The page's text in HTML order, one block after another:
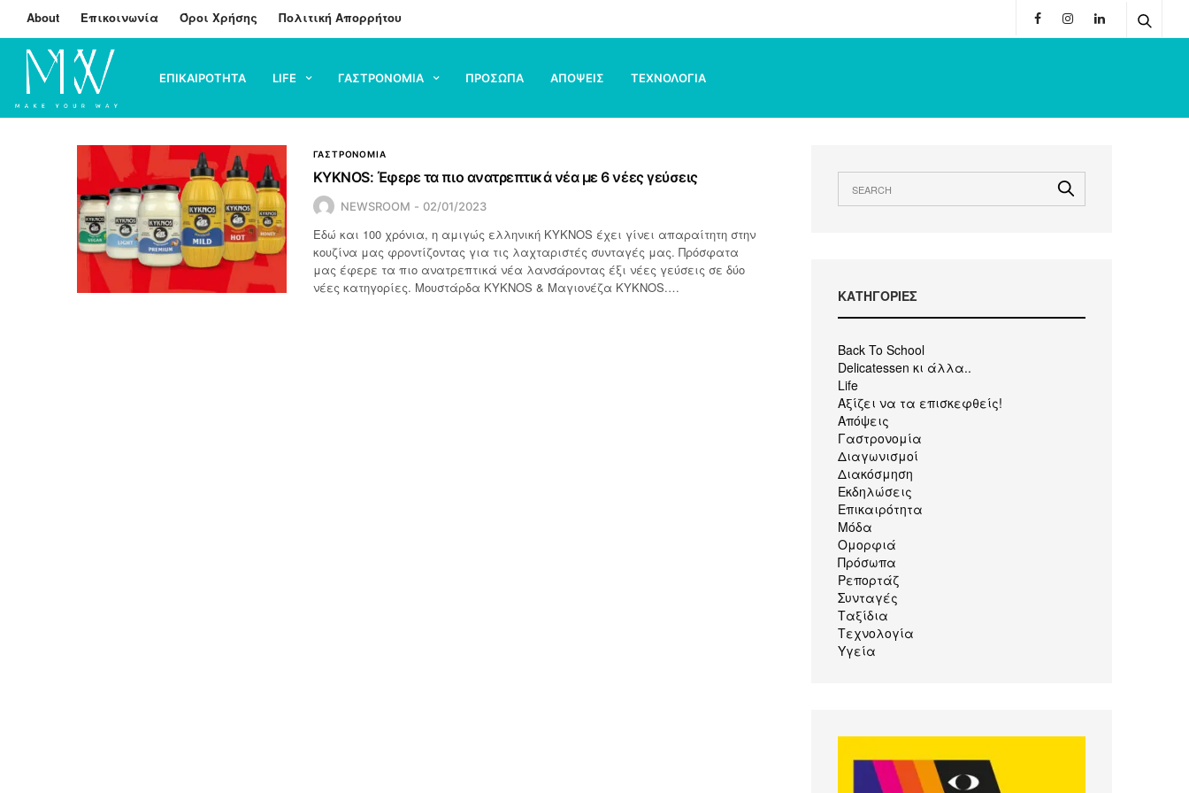
About Επικοινωνία Όροι Χρήσης Πολιτική Απορρήτου
ΕΠΙΚΑΙΡΟΤΗΤΑ LIFE ΓΑΣΤΡΟΝΟΜΙΑ ΠΡΟΣΩΠΑ ΑΠΟΨΕΙΣ ΤΕΧΝΟΛΟΓΙΑ
ΓΑΣΤΡΟΝΟΜΙΑ
KYKNOS: Έφερε τα πιο ανατρεπτικά νέα με 6 νέες γεύσεις
NEWSROOM 02/01/2023
Εδώ και 100 χρόνια, η αμιγώς ελληνική KYKNOS έχει γίνει απαραίτητη στην
κουζίνα μας φροντίζοντας για τις λαχταριστές συνταγές μας. Πρόσφατα
μας έφερε τα πιο ανατρεπτικά νέα λανσάροντας έξι νέες γεύσεις σε δύο
νέες κατηγορίες. Μουστάρδα KYKNOS & Μαγιονέζα KYKNOS.…
KΑΤΗΓΟΡΙΕΣ
Back To School
Delicatessen κι άλλα..
Life
Αξίζει να τα επισκεφθείς!
Απόψεις
Γαστρονομία
Διαγωνισμοί
Διακόσμηση
Εκδηλώσεις
Επικαιρότητα
Μόδα
Ομορφιά
Πρόσωπα
Ρεπορτάζ
Συνταγές
Ταξίδια
Τεχνολογία
Υγεία